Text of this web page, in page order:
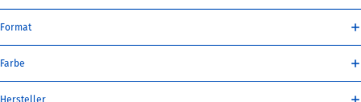
Format
Farbe
Hersteller